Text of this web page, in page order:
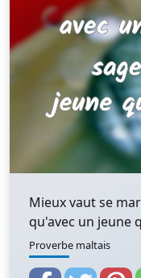
Mieux vaut se
qu'avec un jeune
Proverbe maltais